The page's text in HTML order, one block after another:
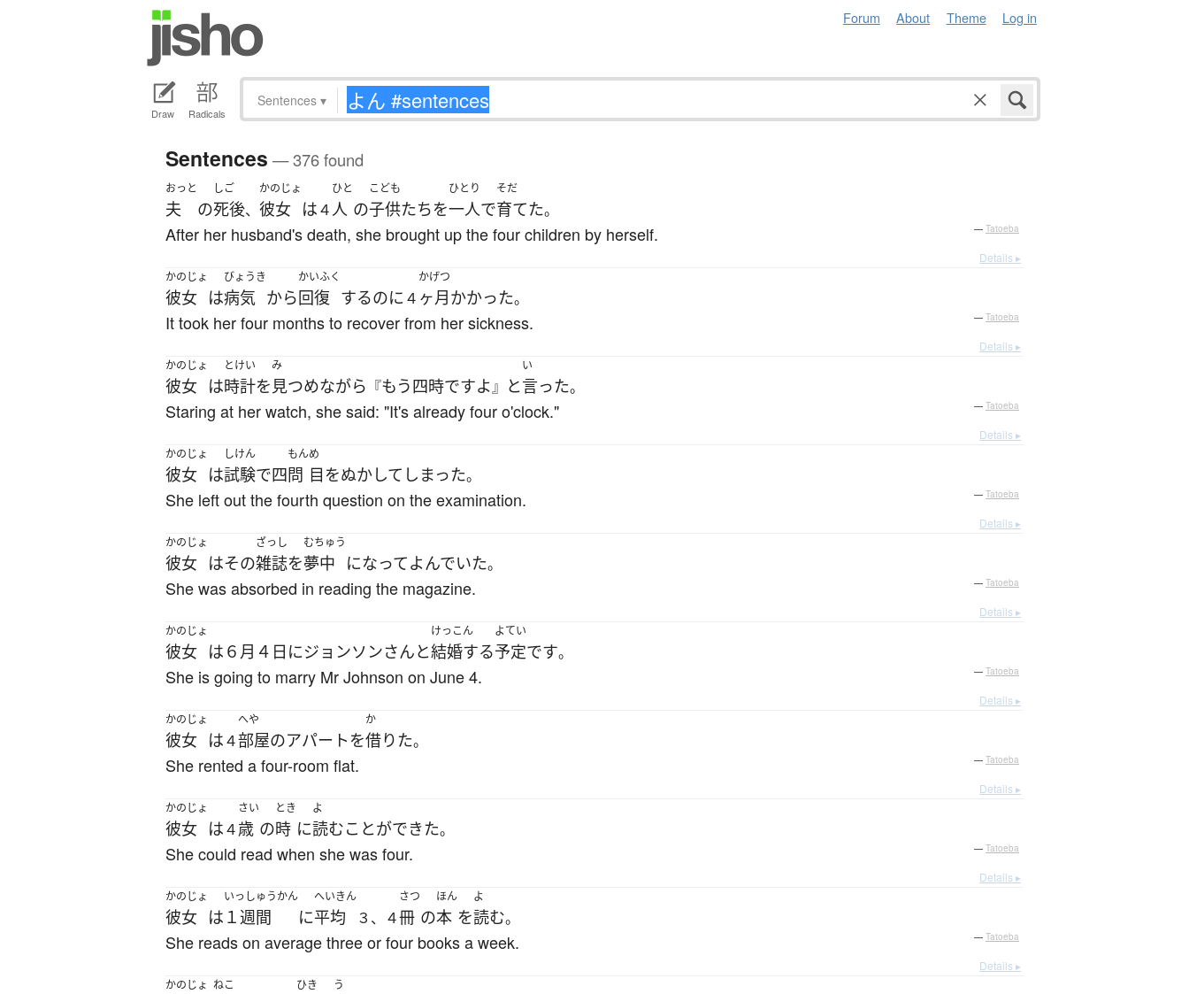
Forum About Theme Log in
Draw Radicals
Sentences ▾
Sentences — 376 found
おっと
夫 の
しご
死後、
かのじょ
彼女 は４
ひと
人 の
こども
子供たちを
ひとり
一人で
そだ
育てた。
After her husband's death, she brought up the four children by herself. — Tatoeba
Details ▸
かのじょ
彼女 は
びょうき
病気 から
かいふく
回復 するのに４
かげつ
ヶ月かかった。
It took her four months to recover from her sickness. — Tatoeba
Details ▸
かのじょ
彼女 は
とけい
時計を
み
見つめながら 『もう四時ですよ』 と
い
言った。
Staring at her watch, she said: "It's already four o'clock." — Tatoeba
Details ▸
かのじょ
彼女 は
しけん
試験で四
もん
問
め
目 をぬかして しまった。
She left out the fourth question on the examination. — Tatoeba
Details ▸
かのじょ
彼女 はその
ざっし
雑誌を
むちゅう
夢中 になってよんでいた。
She was absorbed in reading the magazine. — Tatoeba
Details ▸
かのじょ
彼女 は ６月 ４日 にジョンソンさんと
けっこん
結婚する
よてい
予定です。
She is going to marry Mr Johnson on June 4. — Tatoeba
Details ▸
かのじょ
彼女 は４
へや
部屋のアパート を
か
借りた。
She rented a four-room flat. — Tatoeba
Details ▸
かのじょ
彼女 は４
さい
歳 の
とき
時 に
よ
読むことができた。
She could read when she was four. — Tatoeba
Details ▸
かのじょ
彼女 は
いっしゅうかん
１週間 に
へいきん
平均 ３、４
さつ
冊 の
ほん
本 を
よ
読む。
She reads on average three or four books a week. — Tatoeba
Details ▸
かのじょ ねこ ひき う